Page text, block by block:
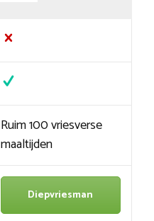
Ruim 100 vriesverse
maaltijden
Diepvriesman